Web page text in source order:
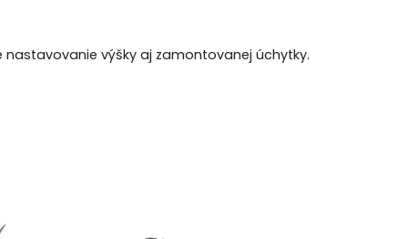
výšky aj zamontovanej úchytky.